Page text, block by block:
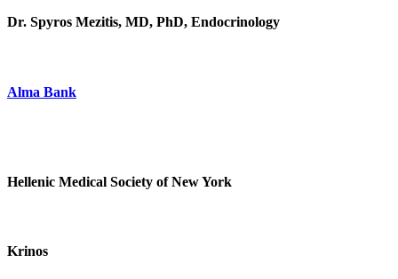
Dr. Spyros Mezitis, MD, PhD, Endocrinology
Alma Bank
Hellenic Medical Society of New York
Krinos